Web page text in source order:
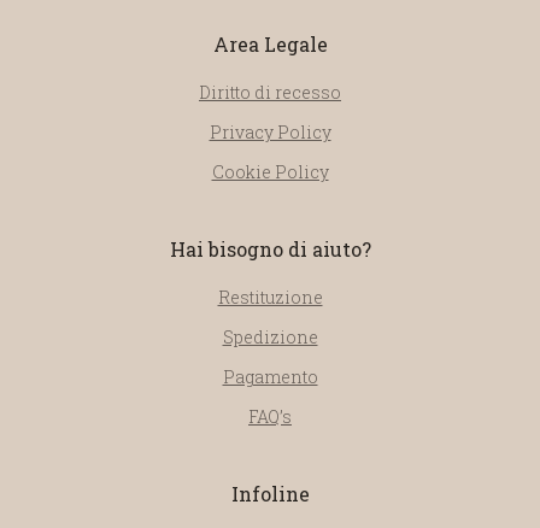
Area Legale
Diritto di recesso
Privacy Policy
Cookie Policy
Hai bisogno di aiuto?
Restituzione
Spedizione
Pagamento
FAQ’s
Infoline